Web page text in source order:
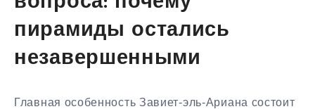
пирамиды остались
незавершенными
Главная особенность Завиет-эль-Ариана состоит